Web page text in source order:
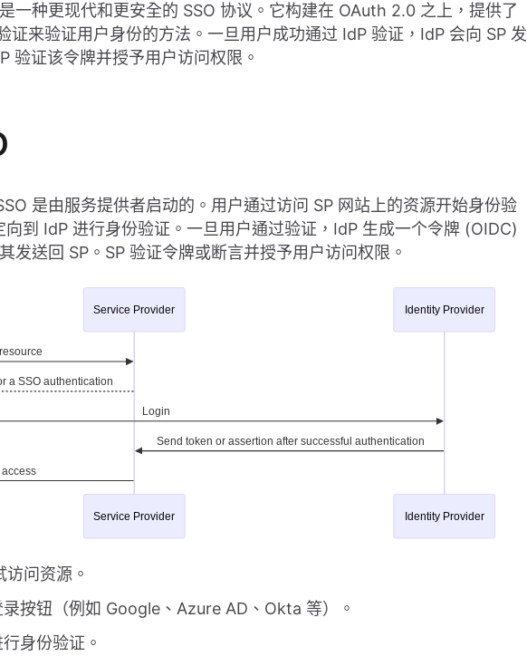
一种更现代和更安全的 SSO 协议。它构建在 OAuth 2.0 之上，提供了
证来验证用户身份的方法。一旦用户成功通过 IdP 验证，IdP 会向 SP 发
验证该令牌并授予用户访问权限。
是由服务提供者启动的。用户通过访问 SP 网站上的资源开始身份验
到 IdP 进行身份验证。一旦用户通过验证，IdP 生成一个令牌 (OIDC)
发送回 SP。SP 验证令牌或断言并授予用户访问权限。
问资源。
按钮（例如 Google、Azure AD、Okta 等）。
身份验证。